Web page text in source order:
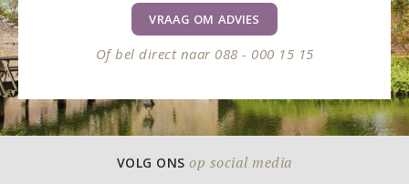
VRAAG OM ADVIES
Of bel direct naar 088 - 000 15 15
VOLG ONS op social media